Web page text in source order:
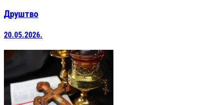
Друштво
20.05.2026.